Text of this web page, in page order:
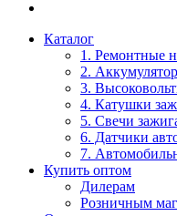
Каталог
1. Ремонтные
2.
3.
4. Катушки
5. Свечи
6. Датчики
7.
Купить оптом
Дилерам
Розничным